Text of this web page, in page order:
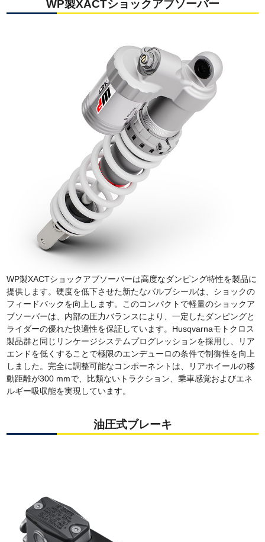
WP製XACTショックアブソーバー
WP製XACTショックアブソーバーは高度なダンピング特性を製品に
提供します。硬度を低下させた新たなバルブシールは、ショックの
フィードバックを向上します。このコンパクトで軽量のショックア
ブソーバーは、内部の圧力バランスにより、一定したダンピングと
ライダーの優れた快適性を保証しています。Husqvarnaモトクロス
製品群と同じリンケージシステムプログレッションを採用し、リア
エンドを低くすることで極限のエンデューロの条件で制御性を向上
しました。完全に調整可能なコンポーネントは、リアホイールの移
動距離が300 mmで、比類ないトラクション、乗車感覚およびエネ
ルギー吸収能を実現しています。
油圧式ブレーキ